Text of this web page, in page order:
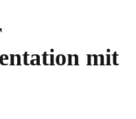
mit